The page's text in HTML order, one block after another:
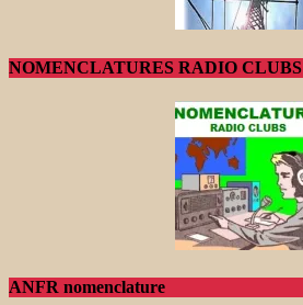
NOMENCLATURES RADIO CLUBS
ANFR nomenclature